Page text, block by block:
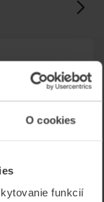
O cookies
funkcií